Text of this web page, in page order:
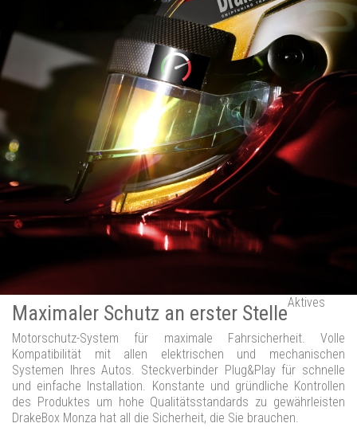
Maximaler Schutz an erster StelleAktives
Motorschutz-System für maximale Fahrsicherheit. Volle
Kompatibilität mit allen elektrischen und mechanischen
Systemen Ihres Autos. Steckverbinder Plug&Play für schnelle
und einfache Installation. Konstante und gründliche Kontrollen
des Produktes um hohe Qualitätsstandards zu gewährleisten
DrakeBox Monza hat all die Sicherheit, die Sie brauchen.